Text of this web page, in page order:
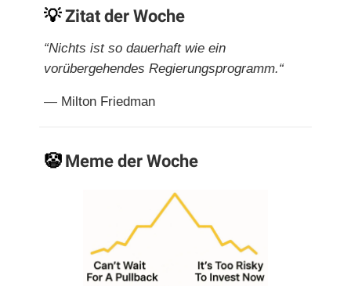
💡Zitat der Woche
“Nichts ist so dauerhaft wie ein
vorübergehendes Regierungsprogramm.“
— Milton Friedman
🤡Meme der Woche